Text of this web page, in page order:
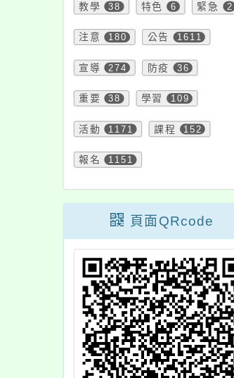
教學 38 特色 6 緊急 2
注意 180 公告 1611
宣導 274 防疫 36
重要 38 學習 109
活動 1171 課程 152
報名 1151
頁面QRcode
市「115年度教
商輔導支持服
園研習課程與
生文章資訊一
如說明，請查
有關「特殊教育
調整入學年齡及
年限實施辦法」
經教育部於中華
112年12月14日